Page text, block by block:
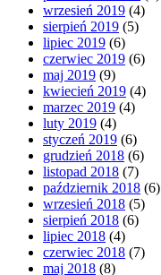
wrzesień 2019 (4)
sierpień 2019 (5)
lipiec 2019 (6)
czerwiec 2019 (6)
maj 2019 (9)
kwiecień 2019 (4)
marzec 2019 (4)
luty 2019 (4)
styczeń 2019 (6)
grudzień 2018 (6)
listopad 2018 (7)
październik 2018 (6)
wrzesień 2018 (5)
sierpień 2018 (6)
lipiec 2018 (4)
czerwiec 2018 (7)
maj 2018 (8)